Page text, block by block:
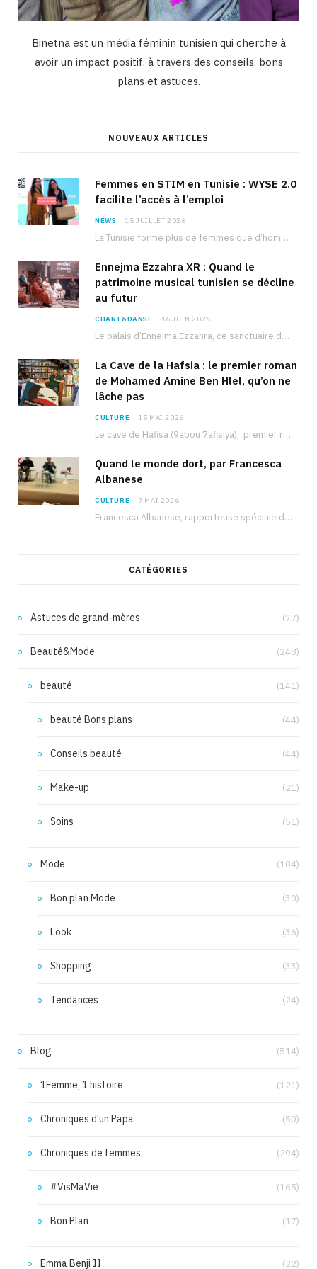
Binetna est un média féminin tunisien qui cherche à
avoir un impact positif, à travers des conseils, bons
plans et astuces.
NOUVEAUX ARTICLES
Femmes en STIM en Tunisie : WYSE 2.0
facilite l’accès à l’emploi
NEWS 15 JUILLET 2026
La Tunisie forme plus de femmes que d’hommes dans les filières scientifiques. Pourtant, pour beaucoup…
Ennejma Ezzahra XR : Quand le
patrimoine musical tunisien se décline
au futur
CHANT&DANSE 16 JUIN 2026
Le palais d’Ennejma Ezzahra, ce sanctuaire de la musique tunisienne et méditerranéenne construit par le…
La Cave de la Hafsia : le premier roman
de Mohamed Amine Ben Hlel, qu’on ne
lâche pas
CULTURE 15 MAI 2026
Le cave de Hafisa (9abou 7afisiya), premier roman du journaliste tunisien Mohamed Amine Ben Hlel,…
Quand le monde dort, par Francesca
Albanese
CULTURE 7 MAI 2026
Francesca Albanese, rapporteuse spéciale de l’ONU sur les territoires palestiniens occupés, était à Tunis pour…
CATÉGORIES
Astuces de grand-mères (77)
Beauté&Mode (248)
beauté (141)
beauté Bons plans (44)
Conseils beauté (44)
Make-up (21)
Soins (51)
Mode (104)
Bon plan Mode (30)
Look (36)
Shopping (33)
Tendances (24)
Blog (514)
1Femme, 1 histoire (121)
Chroniques d'un Papa (50)
Chroniques de femmes (294)
#VisMaVie (165)
Bon Plan (17)
Emma Benji II (22)